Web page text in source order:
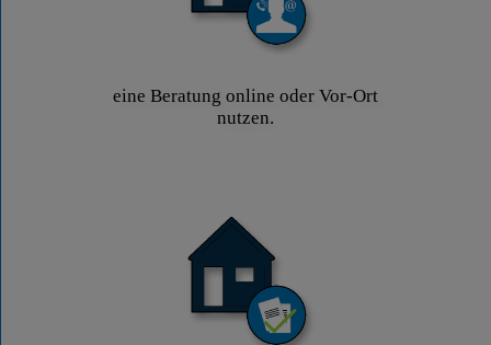
eine Beratung online oder Vor-Ort
nutzen.